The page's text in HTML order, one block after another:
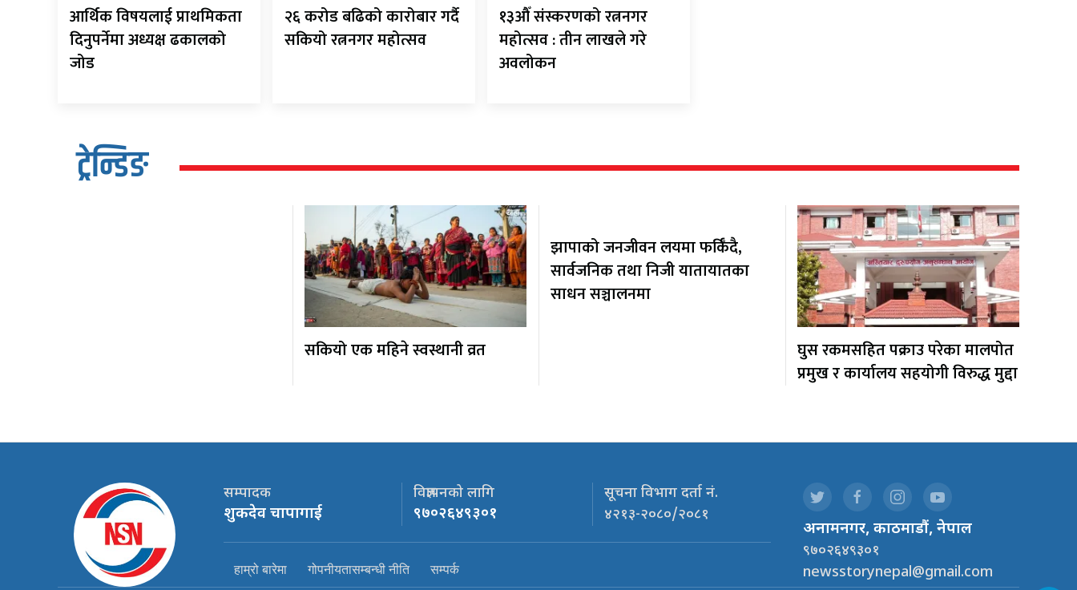
आर्थिक विषयलाई प्राथमिकता
दिनुपर्नेमा अध्यक्ष ढकालको
जोड
२६ करोड बढिको कारोबार गर्दै
सकियो रत्ननगर महोत्सव
१३औँ संस्करणको रत्ननगर
महोत्सव : तीन लाखले गरे
अवलोकन
ट्रेन्डिङ
सकियो एक महिने स्वस्थानी व्रत
झापाको जनजीवन लयमा फर्किँदै,
सार्वजनिक तथा निजी यातायातका
साधन सञ्चालनमा
घुस रकमसहित पक्राउ परेका मालपोत
प्रमुख र कार्यालय सहयोगी विरुद्ध मुद्दा
सम्पादक
शुकदेव चापागाई
विज्ञापनको लागि
९७०२६४९३०१
सूचना विभाग दर्ता नं.
४२१३-२०८०/२०८१
हाम्रो बारेमा गोपनीयतासम्बन्धी नीति सम्पर्क
अनामनगर, काठमाडौं, नेपाल
९७०२६४९३०१
newsstorynepal@gmail.com